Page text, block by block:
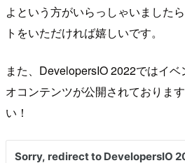
よという方がいらっしゃいました
トをいただければ嬉しいです。
また、DevelopersIO 2022ではイ
オコンテンツが公開されておりま
い！